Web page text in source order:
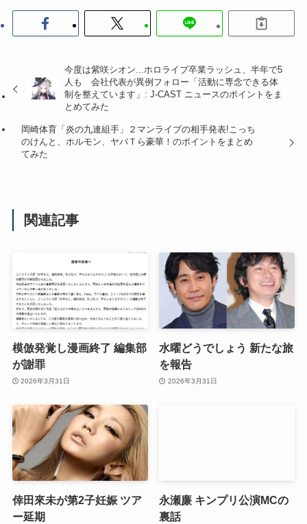
今度は紫咲シオン...ホロライブ卒業ラッシュ、半年で5
人も 会社代表が異例フォロー「活動に専念できる体
制を整えています」: J-CAST ニュースのポイントをま
とめてみた
岡崎体育「炎の九連組手」２マンライブの相手発表!こっち
のけんと、ホルモン、ヤバＴら豪華！のポイントをまとめ
てみた
関連記事
模倣発覚し漫画終了 編集部
が謝罪
2026年3月31日
水曜どうでしょう 新たな旅
を報告
2026年3月31日
倖田來未が第2子妊娠 ツア
ー延期
永瀬廉 キンプリ公演MCの
裏話